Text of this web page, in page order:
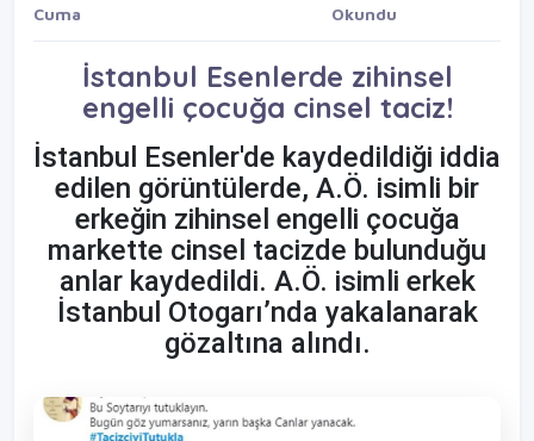
Cuma
Okundu
İstanbul Esenlerde zihinsel
engelli çocuğa cinsel taciz!
İstanbul Esenler'de kaydedildiği iddia
edilen görüntülerde, A.Ö. isimli bir
erkeğin zihinsel engelli çocuğa
markette cinsel tacizde bulunduğu
anlar kaydedildi. A.Ö. isimli erkek
İstanbul Otogarı’nda yakalanarak
gözaltına alındı.